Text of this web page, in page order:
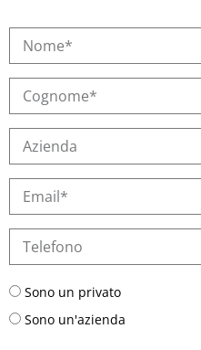
Sono un privato
Sono un'azienda